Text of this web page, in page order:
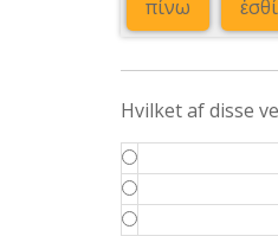
πίνω
Hvilket af disse